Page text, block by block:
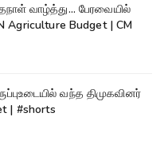
வாழ்த்து... பேரவையில்
Agriculture Budget | CM
வந்த திமுகவினர்
| #shorts